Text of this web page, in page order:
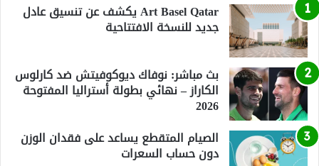
Art Basel Qatar يكشف عن تنسيق عادل
جديد للنسخة الافتتاحية
بث مباشر: نوفاك ديوكوفيتش ضد كارلوس
الكاراز – نهائي بطولة أستراليا المفتوحة
2026
الصيام المتقطع يساعد على فقدان الوزن
دون حساب السعرات